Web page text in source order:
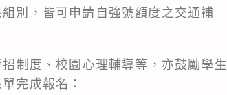
別，皆可申請自強號額度之交通補
制度、校園心理輔導等，亦鼓勵學生
完成報名：